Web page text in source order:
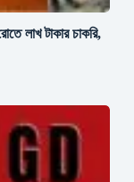
লাখ টাকার চাকরি,